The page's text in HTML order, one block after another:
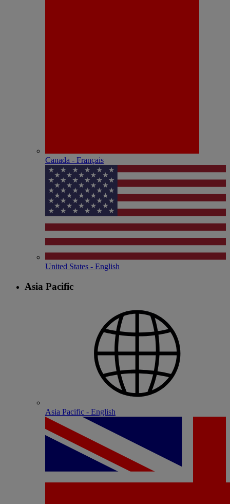
Canada - Français
United States - English
Asia Pacific
Asia Pacific - English